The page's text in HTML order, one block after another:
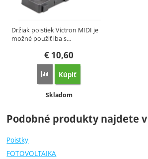
Držiak poistiek Victron MIDI je
možné použiť iba s…
€ 10,60
Porovnať
Kúpiť
Dostupnosť:
Skladom
Podobné produkty najdete v
Poistky
FOTOVOLTAIKA